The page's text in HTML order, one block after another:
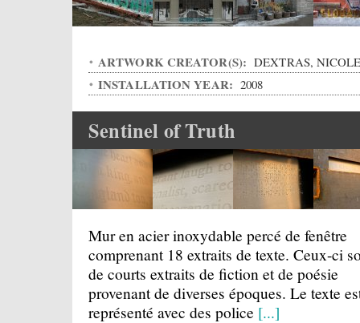
ARTWORK CREATOR(S): DEXTRAS,
INSTALLATION YEAR: 2008
Sentinel of Truth
Mur en acier inoxydable percé de fenêtre
comprenant 18 extraits de texte. Ceux-ci
de courts extraits de fiction et de poésie
provenant de diverses époques. Le texte
représenté avec des police [...]